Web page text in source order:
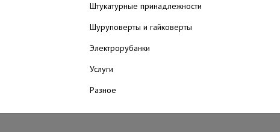
Штукатурные принадлежности
Шуруповерты и гайковерты
Электрорубанки
Услуги
Разное